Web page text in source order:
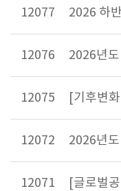
12077 2026 하
12076 2026년
12075 [기후변
12072 2026년
12071 [글로벌